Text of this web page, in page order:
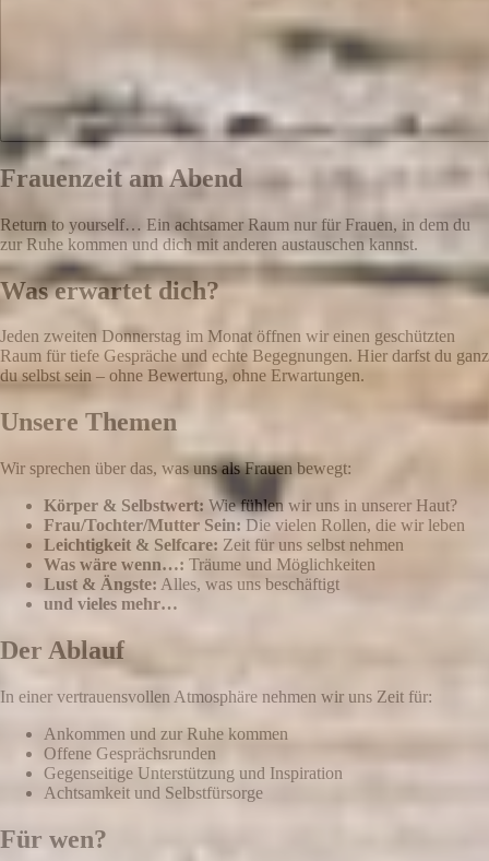
Frauenzeit am Abend
Return to yourself… Ein achtsamer Raum nur für Frauen, in dem du
zur Ruhe kommen und dich mit anderen austauschen kannst.
Was erwartet dich?
Jeden zweiten Donnerstag im Monat öffnen wir einen geschützten
Raum für tiefe Gespräche und echte Begegnungen. Hier darfst du ganz
du selbst sein – ohne Bewertung, ohne Erwartungen.
Unsere Themen
Wir sprechen über das, was uns als Frauen bewegt:
Körper & Selbstwert: Wie fühlen wir uns in unserer Haut?
Frau/Tochter/Mutter Sein: Die vielen Rollen, die wir leben
Leichtigkeit & Selfcare: Zeit für uns selbst nehmen
Was wäre wenn…: Träume und Möglichkeiten
Lust & Ängste: Alles, was uns beschäftigt
und vieles mehr…
Der Ablauf
In einer vertrauensvollen Atmosphäre nehmen wir uns Zeit für:
Ankommen und zur Ruhe kommen
Offene Gesprächsrunden
Gegenseitige Unterstützung und Inspiration
Achtsamkeit und Selbstfürsorge
Für wen?